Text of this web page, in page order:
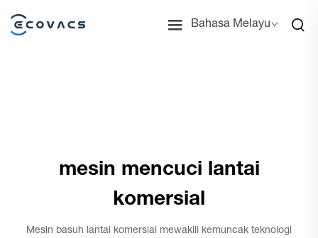
Bahasa Melayu
mesin mencuci lantai
komersial
Mesin basuh lantai komersial mewakili kemuncak teknologi